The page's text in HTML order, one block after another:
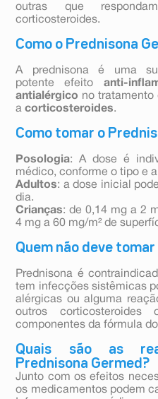
outras que
corticosteroides.
Como o Prednisona
A prednisona é uma
potente efeito anti-
antialérgico no tratamento
acorticosteroides.
Como tomar o
Posologia: A dose é
médico, conforme o tipo e
Adultos: a dose inicial
dia.
Crianças: de 0,14 mg a 2
4 mg a 60 mg/m² de
Quem não deve
Prednisona é
tem infecções sistêmicas
alérgicas ou alguma
outros
componentes da fórmula
Quais são as
Prednisona Germed?
Junto com os efeitos
os medicamentos podem